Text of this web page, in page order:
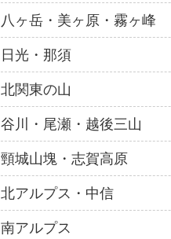
八ヶ岳・美ヶ原・霧ヶ峰
日光・那須
北関東の山
谷川・尾瀬・越後三山
頸城山塊・志賀高原
北アルプス・中信
南アルプス